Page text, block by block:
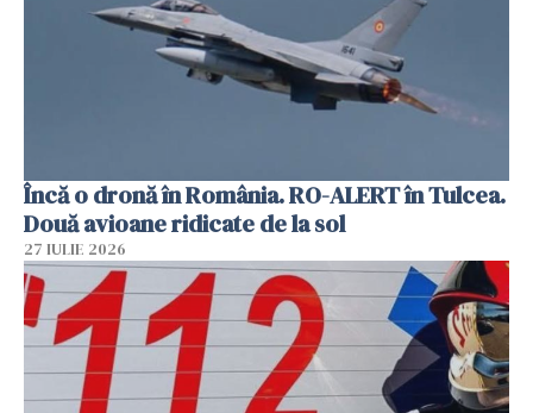
Încă o dronă în România. RO-ALERT în Tulcea.
Două avioane ridicate de la sol
27 IULIE 2026